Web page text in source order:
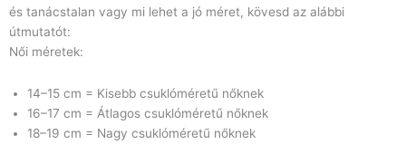
és tanácstalan vagy mi lehet a jó méret, kövesd az alábbi
útmutatót:
Női méretek:
14–15 cm = Kisebb csuklóméretű nőknek
16–17 cm = Átlagos csuklóméretű nőknek
18–19 cm = Nagy csuklóméretű nőknek